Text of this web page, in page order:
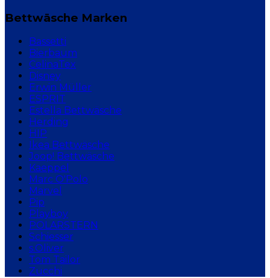
Bettwäsche Marken
Bassetti
Bierbaum
CelinaTex
Disney
Erwin Müller
ESPRIT
Estella Bettwäsche
Herding
HIP
Ikea Bettwäsche
Joop! Bettwäsche
Kaeppel
Marc O'Polo
Marvel
Pip
Playboy
POLARSTERN
Schiesser
s.Oliver
Tom Tailor
Zucchi